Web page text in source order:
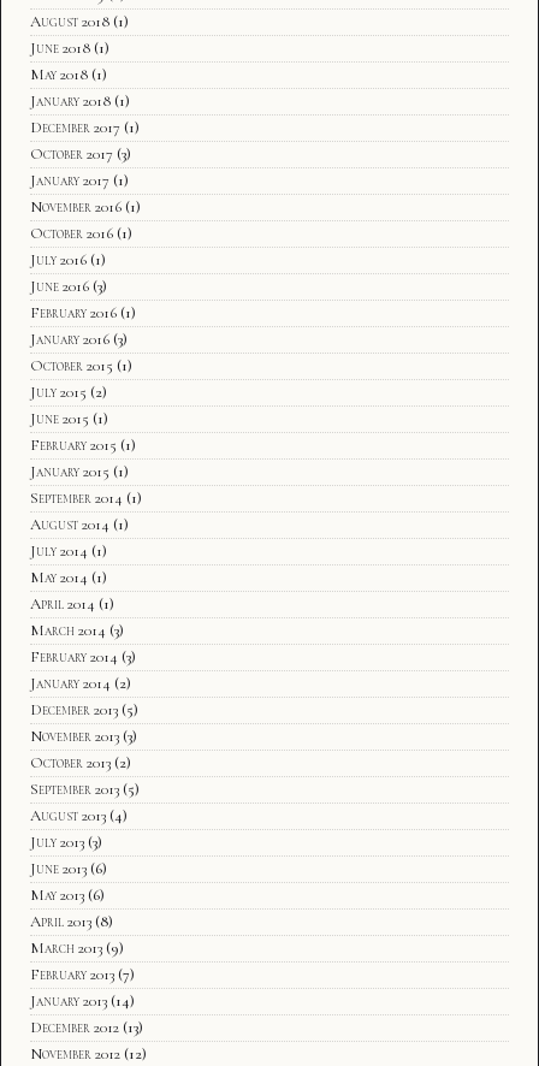
August 2018 (1)
June 2018 (1)
May 2018 (1)
January 2018 (1)
December 2017 (1)
October 2017 (3)
January 2017 (1)
November 2016 (1)
October 2016 (1)
July 2016 (1)
June 2016 (3)
February 2016 (1)
January 2016 (3)
October 2015 (1)
July 2015 (2)
June 2015 (1)
February 2015 (1)
January 2015 (1)
September 2014 (1)
August 2014 (1)
July 2014 (1)
May 2014 (1)
April 2014 (1)
March 2014 (3)
February 2014 (3)
January 2014 (2)
December 2013 (5)
November 2013 (3)
October 2013 (2)
September 2013 (5)
August 2013 (4)
July 2013 (3)
June 2013 (6)
May 2013 (6)
April 2013 (8)
March 2013 (9)
February 2013 (7)
January 2013 (14)
December 2012 (13)
November 2012 (12)